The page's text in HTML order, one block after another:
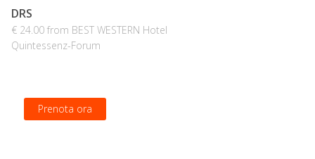
DRS
€ 24.00 from BEST WESTERN Hotel
Quintessenz-Forum
Prenota ora